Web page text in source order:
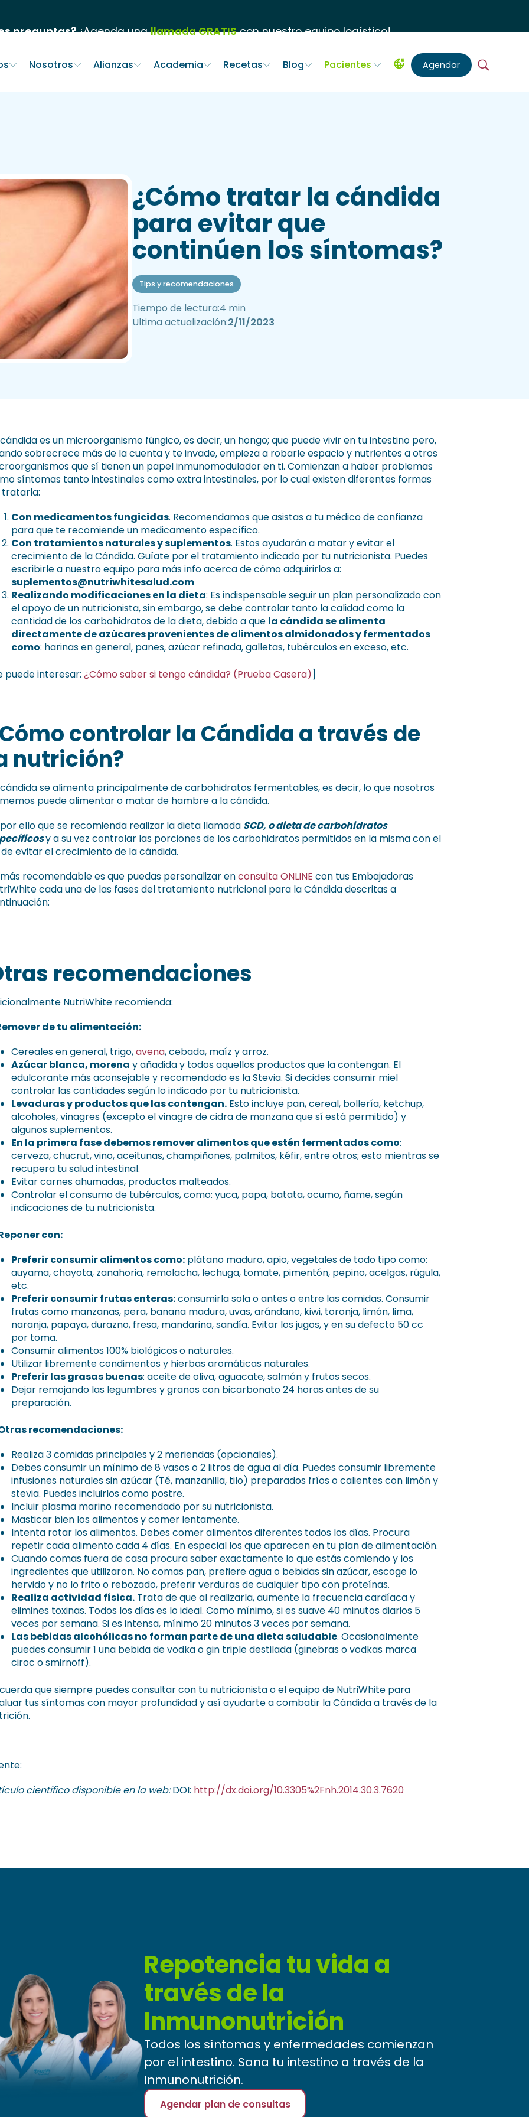
preguntas?¡Agenda unallamada GRATIScon nuestro equipo logístico!
Nosotros Alianzas Academia Recetas Blog Pacientes Agendar
¿Cómo tratar la cándida
para evitar que
continúen los síntomas?
Tips y recomendaciones
Tiempo de lectura:4 min
Ultima actualización:2/11/2023
es un microorganismo fúngico, es decir, un hongo; que puede vivir en tu intestino pero,
sobrecrece más de la cuenta y te invade, empieza a robarle espacio y nutrientes a otros
que sí tienen un papel inmunomodulador en ti. Comienzan a haber problemas
síntomas tanto intestinales como extra intestinales, por lo cual existen diferentes formas
tratarla:
Con medicamentos fungicidas. Recomendamos que asistas a tu médico de confianza
para que te recomiende un medicamento específico.
Con tratamientos naturales y suplementos. Estos ayudarán a matar y evitar el
crecimiento de la Cándida. Guíate por el tratamiento indicado por tu nutricionista. Puedes
escribirle a nuestro equipo para más info acerca de cómo adquirirlos a:
suplementos@nutriwhitesalud.com
Realizando modificaciones en la dieta: Es indispensable seguir un plan personalizado con
el apoyo de un nutricionista, sin embargo, se debe controlar tanto la calidad como la
cantidad de los carbohidratos de la dieta, debido a que la cándida se alimenta
directamente de azúcares provenientes de alimentos almidonados y fermentados
como: harinas en general, panes, azúcar refinada, galletas, tubérculos en exceso, etc.
puede interesar: ¿Cómo saber si tengo cándida? (Prueba Casera)]
controlar la Cándida a través de
nutrición?
se alimenta principalmente de carbohidratos fermentables, es decir, lo que nosotros
puede alimentar o matar de hambre a la cándida.
por ello que se recomienda realizar la dieta llamada SCD, o dieta de carbohidratos
y a su vez controlar las porciones de los carbohidratos permitidos en la misma con el
evitar el crecimiento de la cándida.
recomendable es que puedas personalizar enconsulta ONLINE con tus Embajadoras
cada una de las fases del tratamiento nutricional para la Cándida descritas a
recomendaciones
NutriWhite recomienda:
de tu alimentación:
Cereales en general, trigo,avena, cebada, maíz y arroz.
Azúcar blanca, morena y añadida y todos aquellos productos que la contengan. El
edulcorante más aconsejable y recomendado es la Stevia. Si decides consumir miel
controlar las cantidades según lo indicado por tu nutricionista.
Levaduras y productos que las contengan.Esto incluye pan, cereal, bollería, ketchup,
alcoholes, vinagres (excepto el vinagre de cidra de manzana que sí está permitido) y
algunos suplementos.
En la primera fase debemos remover alimentos que estén fermentados como:
cerveza, chucrut, vino, aceitunas, champiñones, palmitos, kéfir, entre otros; esto mientras se
recupera tu salud intestinal.
Evitar carnes ahumadas, productos malteados.
Controlar el consumo de tubérculos, como: yuca, papa, batata, ocumo, ñame, según
indicaciones de tu nutricionista.
con:
Preferir consumir alimentos como:plátano maduro, apio, vegetales de todo tipo como:
auyama, chayota, zanahoria, remolacha, lechuga, tomate, pimentón, pepino, acelgas, rúgula,
etc.
Preferir consumir frutas enteras:consumirla sola o antes o entre las comidas. Consumir
frutas como manzanas, pera, banana madura, uvas, arándano, kiwi, toronja, limón, lima,
naranja, papaya, durazno, fresa, mandarina, sandía. Evitar los jugos, y en su defecto 50 cc
por toma.
Consumir alimentos 100% biológicos o naturales.
Utilizar libremente condimentos y hierbas aromáticas naturales.
Preferir las grasas buenas: aceite de oliva, aguacate, salmón y frutos secos.
Dejar remojando las legumbres y granos con bicarbonato 24 horas antes de su
preparación.
recomendaciones:
Realiza 3 comidas principales y 2 meriendas (opcionales).
Debes consumir un mínimo de 8 vasos o 2 litros de agua al día. Puedes consumir libremente
infusiones naturales sin azúcar (Té, manzanilla, tilo) preparados fríos o calientes con limón y
stevia. Puedes incluirlos como postre.
Incluir plasma marino recomendado por su nutricionista.
Masticar bien los alimentos y comer lentamente.
Intenta rotar los alimentos. Debes comer alimentos diferentes todos los días. Procura
repetir cada alimento cada 4 días. En especial los que aparecen en tu plan de alimentación.
Cuando comas fuera de casa procura saber exactamente lo que estás comiendo y los
ingredientes que utilizaron. No comas pan, prefiere agua o bebidas sin azúcar, escoge lo
hervido y no lo frito o rebozado, preferir verduras de cualquier tipo con proteínas.
Realiza actividad física.Trata de que al realizarla, aumente la frecuencia cardíaca y
elimines toxinas. Todos los días es lo ideal. Como mínimo, si es suave 40 minutos diarios 5
veces por semana. Si es intensa, mínimo 20 minutos 3 veces por semana.
Las bebidas alcohólicas no forman parte de una dieta saludable. Ocasionalmente
puedes consumir 1 una bebida de vodka o gin triple destilada (ginebras o vodkas marca
ciroc o smirnoff).
que siempre puedes consultar con tu nutricionista o el equipo de NutriWhite para
tus síntomas con mayor profundidad y así ayudarte a combatir la Cándida a través de la
científico disponible en la web:DOI: http://dx.doi.org/10.3305%2Fnh.2014.30.3.7620
Repotencia tu vida a
través de la
Inmunonutrición
Todos los síntomas y enfermedades comienzan
por el intestino. Sana tu intestino a través de la
Inmunonutrición.
Agendar plan de consultas